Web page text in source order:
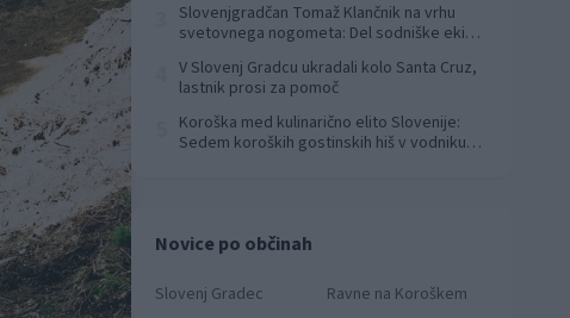
Slovenjgradčan Tomaž Klančnik na vrhu
svetovnega nogometa: Del sodniške ekipe
V Slovenj Gradcu ukradali kolo Santa Cruz,
lastnik prosi za pomoč
Koroška med kulinarično elito Slovenije:
Sedem koroških gostinskih hiš v vodniku
Novice po občinah
Slovenj Gradec
Ravne na Koroškem